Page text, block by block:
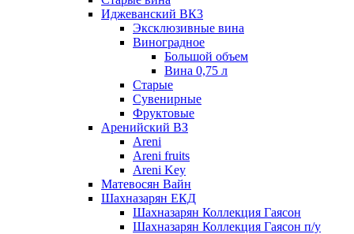
Иджеванский ВК3
Эксклюзивные вина
Виноградное
Большой объем
Вина 0,75 л
Старые
Сувенирные
Фруктовые
Аренийский ВЗ
Areni
Areni fruits
Areni Key
Матевосян Вайн
Шахназарян ЕКД
Шахназарян Коллекция Гаясон
Шахназарян Коллекция Гаясон п/у